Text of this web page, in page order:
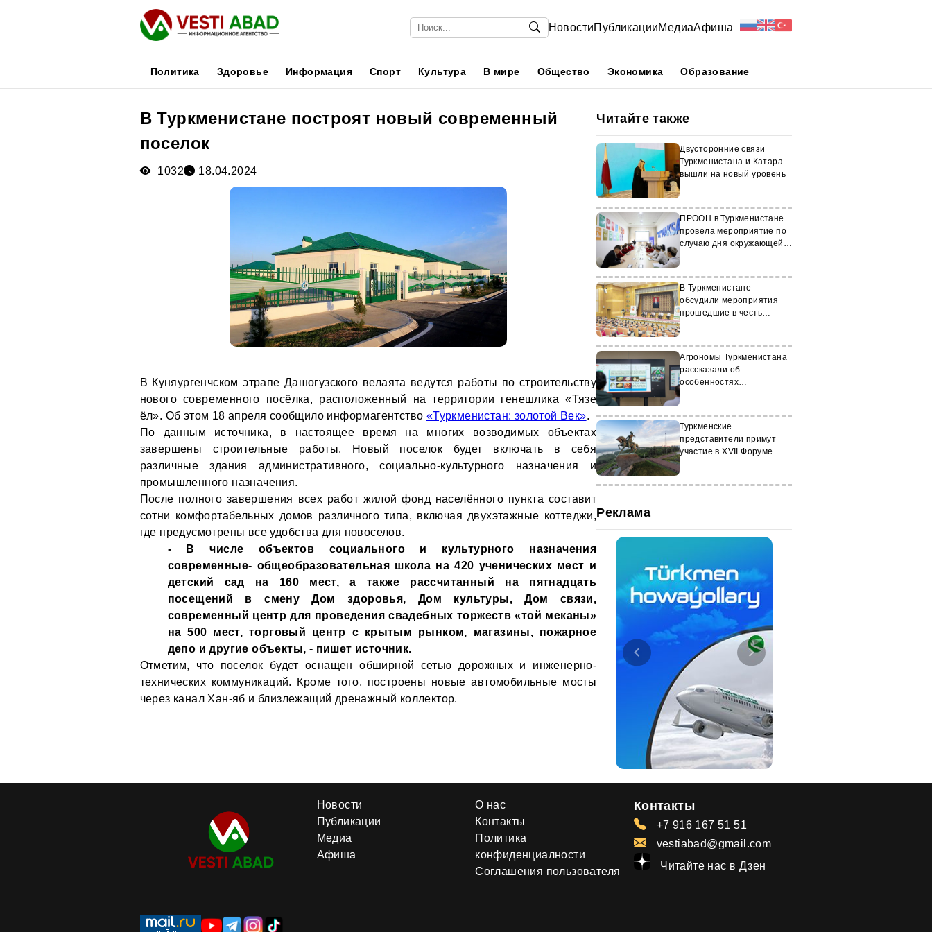
НовостиПубликацииМедиаАфиша
Политика Здоровье Информация Спорт Культура В мире Общество Экономика Образование
В Туркменистане построят новый современный
поселок
1032 18.04.2024
В Куняургенчском этрапе Дашогузского велаята ведутся работы по строительству
нового современного посёлка, расположенный на территории генешлика «Тязе
ёл». Об этом 18 апреля сообщило информагентство «Туркменистан: золотой Век».
По данным источника, в настоящее время на многих возводимых объектах
завершены строительные работы. Новый поселок будет включать в себя
различные здания административного, социально-культурного назначения и
промышленного назначения.
После полного завершения всех работ жилой фонд населённого пункта составит
сотни комфортабельных домов различного типа, включая двухэтажные коттеджи,
где предусмотрены все удобства для новоселов.
- В числе объектов социального и культурного назначения
современные- общеобразовательная школа на 420 ученических мест и
детский сад на 160 мест, а также рассчитанный на пятнадцать
посещений в смену Дом здоровья, Дом культуры, Дом связи,
современный центр для проведения свадебных торжеств «той меканы»
на 500 мест, торговый центр с крытым рынком, магазины, пожарное
депо и другие объекты, - пишет источник.
Отметим, что поселок будет оснащен обширной сетью дорожных и инженерно-
технических коммуникаций. Кроме того, построены новые автомобильные мосты
через канал Хан-яб и близлежащий дренажный коллектор.
Читайте также
Двусторонние связи
Туркменистана и Катара
вышли на новый уровень
ПРООН в Туркменистане
провела мероприятие по
случаю дня окружающей
В Туркменистане
обсудили мероприятия
прошедшие в честь
Агрономы Туркменистана
рассказали об
особенностях
Татищева
Туркменские
представители примут
участие в XVII Форуме
Реклама
Новости
Публикации
Медиа
Афиша
О нас
Контакты
Политика
конфиденциалности
Соглашения пользователя
Контакты
+7 916 167 51 51
vestiabad@gmail.com
Читайте нас в Дзен